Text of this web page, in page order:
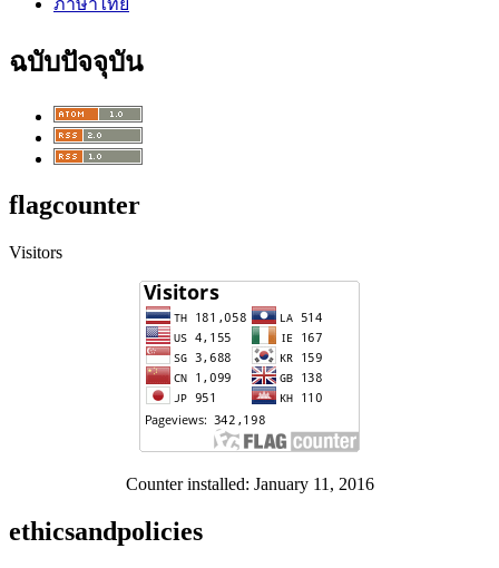
ฉบับปัจจุบัน
flagcounter
Visitors
Counter installed: January 11, 2016
ethicsandpolicies